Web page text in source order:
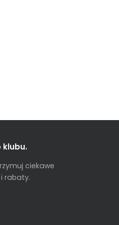
klubu.
ciekawe
rabaty.